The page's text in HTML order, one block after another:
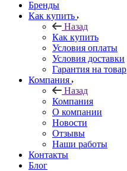
Бренды
Как купить
Назад
Как купить
Условия оплаты
Условия доставки
Гарантия на товар
Компания
Назад
Компания
О компании
Новости
Отзывы
Наши работы
Контакты
Блог